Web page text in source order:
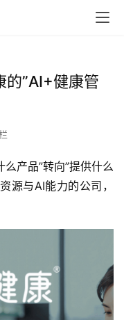
的”AI+健康管
产品”转向”提供什么
源与AI能力的公司，